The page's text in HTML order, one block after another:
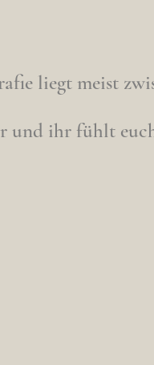
liegt meist
und ihr fühlt